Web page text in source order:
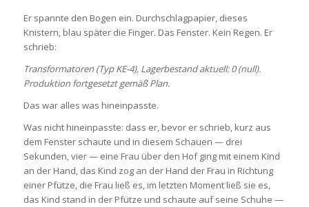
Er spannte den Bogen ein. Durchschlagpapier, dieses
Knistern, blau später die Finger. Das Fenster. Kein Regen. Er
schrieb:
Transformatoren (Typ KE-4), Lagerbestand aktuell: 0 (null).
Produktion fortgesetzt gemäß Plan.
Das war alles was hineinpasste.
Was nicht hineinpasste: dass er, bevor er schrieb, kurz aus
dem Fenster schaute und in diesem Schauen — drei
Sekunden, vier — eine Frau über den Hof ging mit einem Kind
an der Hand, das Kind zog an der Hand der Frau in Richtung
einer Pfütze, die Frau ließ es, im letzten Moment ließ sie es,
das Kind stand in der Pfütze und schaute auf seine Schuhe —